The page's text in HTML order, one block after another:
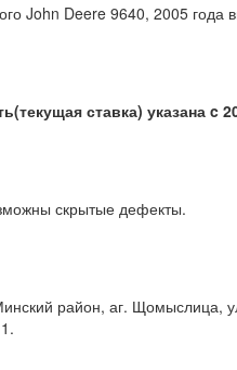
John Deere 9640, 2005 года
ставка) указана c
скрытые дефекты.
район, аг. Щомыслица,